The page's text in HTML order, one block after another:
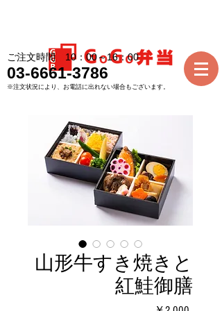
ご注文時間 10：00～16：00
03-6661-3786
※注文状況により、お電話に出れない場合もございます。
山形牛すき焼きと
紅鮭御膳